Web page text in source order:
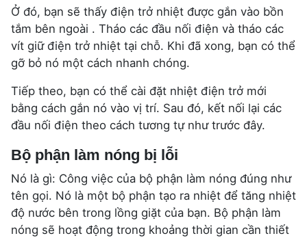
Ở đó, bạn sẽ thấy điện trở nhiệt được gắn vào bồn
tắm bên ngoài . Tháo các đầu nối điện và tháo các
vít giữ điện trở nhiệt tại chỗ. Khi đã xong, bạn có thể
gỡ bỏ nó một cách nhanh chóng.
Tiếp theo, bạn có thể cài đặt nhiệt điện trở mới
bằng cách gắn nó vào vị trí. Sau đó, kết nối lại các
đầu nối điện theo cách tương tự như trước đây.
Bộ phận làm nóng bị lỗi
Nó là gì: Công việc của bộ phận làm nóng đúng như
tên gọi. Nó là một bộ phận tạo ra nhiệt để tăng nhiệt
độ nước bên trong lồng giặt của bạn. Bộ phận làm
nóng sẽ hoạt động trong khoảng thời gian cần thiết